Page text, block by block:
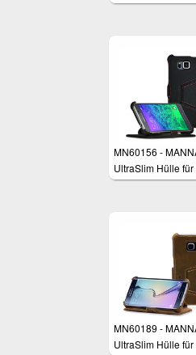
mit Samsung
Schutzhülle für
Aufstellbar, Nubuk
Leder Braun
MN60156 -
UltraSlim Hülle für
Samsung Galaxy
MN60189 -
UltraSlim Hülle für